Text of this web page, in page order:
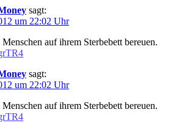
sagt:
um 22:02 Uhr
auf ihrem Sterbebett bereuen.
sagt:
um 22:02 Uhr
auf ihrem Sterbebett bereuen.